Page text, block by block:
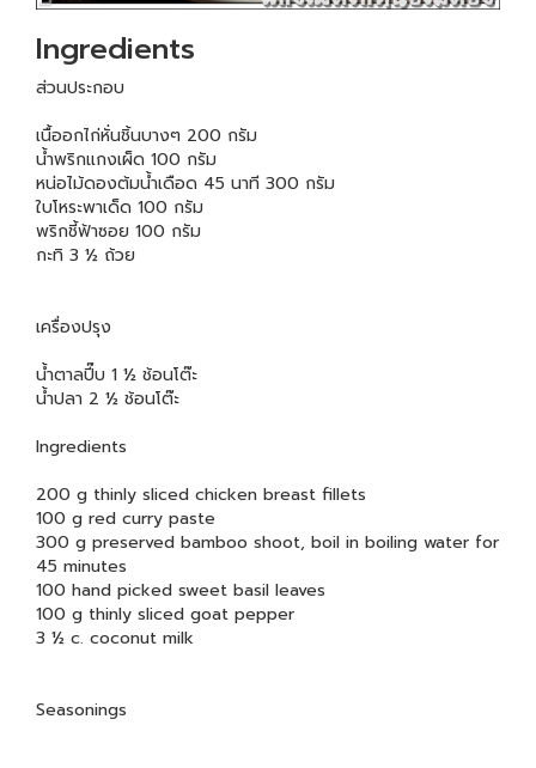
Ingredients
ส่วนประกอบ
เนื้ออกไก่หั่นชิ้นบางๆ 200 กรัม
น้ำพริกแกงเผ็ด 100 กรัม
หน่อไม้ดองต้มน้ำเดือด 45 นาที 300 กรัม
ใบโหระพาเด็ด 100 กรัม
พริกชี้ฟ้าซอย 100 กรัม
กะทิ 3 ½ ถ้วย
เครื่องปรุง
น้ำตาลปี๊บ 1 ½ ช้อนโต๊ะ
น้ำปลา 2 ½ ช้อนโต๊ะ
Ingredients
200 g thinly sliced chicken breast fillets
100 g red curry paste
300 g preserved bamboo shoot, boil in boiling water for
45 minutes
100 hand picked sweet basil leaves
100 g thinly sliced goat pepper
3 ½ c. coconut milk
Seasonings